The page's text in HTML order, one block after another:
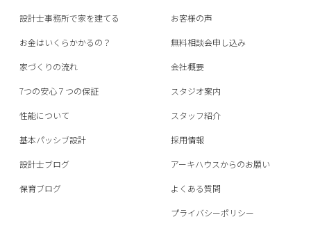
設計士事務所で家を建てる
お金はいくらかかるの？
家づくりの流れ
7つの安心７つの保証
性能について
基本パッシブ設計
設計士ブログ
保育ブログ
お客様の声
無料相談会申し込み
会社概要
スタジオ案内
スタッフ紹介
採用情報
アーキハウスからのお願い
よくある質問
プライバシーポリシー